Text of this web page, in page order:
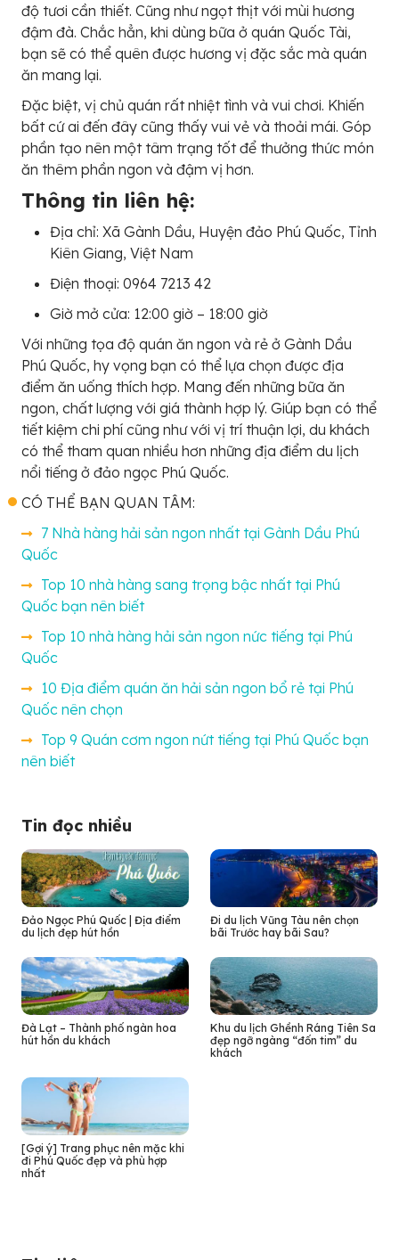
độ tươi cần thiết. Cũng như ngọt thịt với mùi hương
đậm đà. Chắc hẳn, khi dùng bữa ở quán Quốc Tài,
bạn sẽ có thể quên được hương vị đặc sắc mà quán
ăn mang lại.
Đặc biệt, vị chủ quán rất nhiệt tình và vui chơi. Khiến
bất cứ ai đến đây cũng thấy vui vẻ và thoải mái. Góp
phần tạo nên một tâm trạng tốt để thưởng thức món
ăn thêm phần ngon và đậm vị hơn.
Thông tin liên hệ:
Địa chỉ: Xã Gành Dầu, Huyện đảo Phú Quốc, Tỉnh
Kiên Giang, Việt Nam
Điện thoại: 0964 7213 42
Giờ mở cửa: 12:00 giờ – 18:00 giờ
Với những tọa độ quán ăn ngon và rẻ ở Gành Dầu
Phú Quốc, hy vọng bạn có thể lựa chọn được địa
điểm ăn uống thích hợp. Mang đến những bữa ăn
ngon, chất lượng với giá thành hợp lý. Giúp bạn có thể
tiết kiệm chi phí cũng như với vị trí thuận lợi, du khách
có thể tham quan nhiều hơn những địa điểm du lịch
nổi tiếng ở đảo ngọc Phú Quốc.
CÓ THỂ BẠN QUAN TÂM:
7 Nhà hàng hải sản ngon nhất tại Gành Dầu Phú
Quốc
Top 10 nhà hàng sang trọng bậc nhất tại Phú
Quốc bạn nên biết
Top 10 nhà hàng hải sản ngon nức tiếng tại Phú
Quốc
10 Địa điểm quán ăn hải sản ngon bổ rẻ tại Phú
Quốc nên chọn
Top 9 Quán cơm ngon nứt tiếng tại Phú Quốc bạn
nên biết
Tin đọc nhiều
Đảo Ngọc Phú Quốc | Địa điểm
du lịch đẹp hút hồn
Đi du lịch Vũng Tàu nên chọn
bãi Trước hay bãi Sau?
Đà Lạt – Thành phố ngàn hoa
hút hồn du khách
Khu du lịch Ghềnh Ráng Tiên Sa
đẹp ngỡ ngàng “đốn tim” du
khách
[Gợi ý] Trang phục nên mặc khi
đi Phú Quốc đẹp và phù hợp
nhất